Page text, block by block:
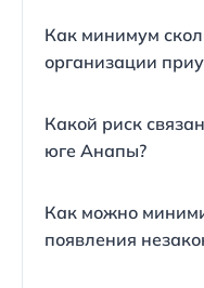
обычно стоит
Как минимум
организации
позволяет
ведение сада или
Какой риск
юге Анапы?
столкнуться со
рядом, что может
Как можно
появления